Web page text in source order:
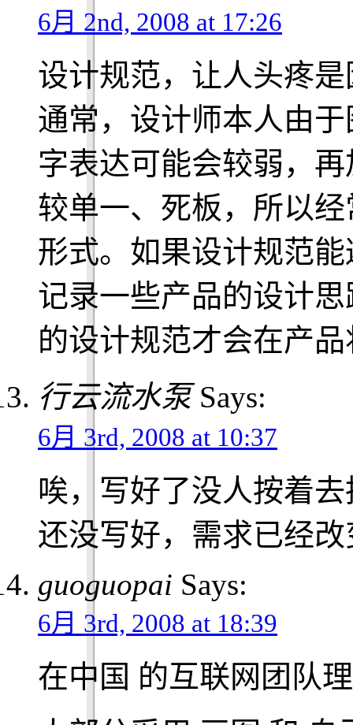
6月 2nd, 2008 at 17:26
设计规范，让人头疼
通常，设计师本人由
字表达可能会较弱，
较单一、死板，所以
形式。如果设计规范
记录一些产品的设计
的设计规范才会在产
行云流水泵Says:
6月 3rd, 2008 at 10:37
唉，写好了没人按着
还没写好，需求已经
guoguopai Says:
6月 3rd, 2008 at 18:39
在中国 的互联网团队